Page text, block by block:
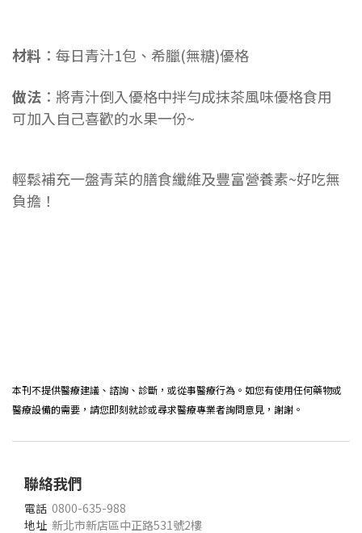
材料 ：每日青汁1包、希臘(無糖)優格
做法 ：將青汁倒入優格中拌勻成抹茶風味優格食用
可加入自己喜歡的水果一份~
輕鬆補充一盤青菜的膳食纖維及豐富營養素~好吃無
負擔！
本刊不提供醫療建議、諮詢、診斷，或從事醫療行為。如您有使用任何藥物或
醫療設備的需要，請您即刻就診或尋求醫療專業者詢問意見，謝謝。
聯絡我們
電話 0800-635-988
地址 新北市新店區中正路531號2樓